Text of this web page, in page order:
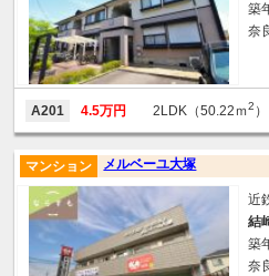
築
奈
A201 4.5万円 2LDK（50.22ｍ2 ）
メルベーユ大塚
マンション
近
結
築
奈